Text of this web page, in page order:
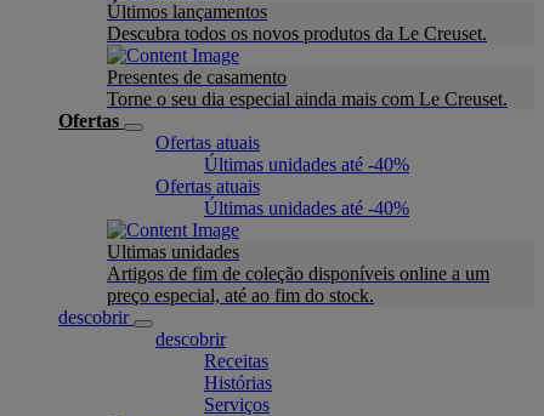
Últimos lançamentos
Descubra todos os novos produtos da Le Creuset.
Presentes de casamento
Torne o seu dia especial ainda mais com Le Creuset.
Ofertas
Ofertas atuais
Últimas unidades até -40%
Ofertas atuais
Últimas unidades até -40%
Ultimas unidades
Artigos de fim de coleção disponíveis online a um
preço especial, até ao fim do stock.
descobrir
descobrir
Receitas
Histórias
Serviços